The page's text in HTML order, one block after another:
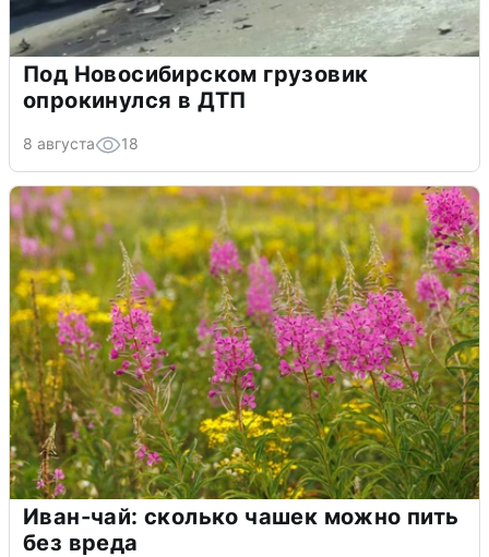
Под Новосибирском грузовик
опрокинулся в ДТП
8 августа 18
Иван-чай: сколько чашек можно пить
без вреда